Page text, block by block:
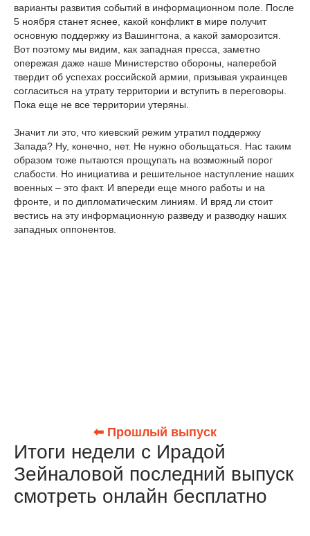
варианты развития событий в информационном поле. После
5 ноября станет яснее, какой конфликт в мире получит
основную поддержку из Вашингтона, а какой заморозится.
Вот поэтому мы видим, как западная пресса, заметно
опережая даже наше Министерство обороны, наперебой
твердит об успехах российской армии, призывая украинцев
согласиться на утрату территории и вступить в переговоры.
Пока еще не все территории утеряны.
Значит ли это, что киевский режим утратил поддержку
Запада? Ну, конечно, нет. Не нужно обольщаться. Нас таким
образом тоже пытаются прощупать на возможный порог
слабости. Но инициатива и решительное наступление наших
военных – это факт. И впереди еще много работы и на
фронте, и по дипломатическим линиям. И вряд ли стоит
вестись на эту информационную разведу и разводку наших
западных оппонентов.
⬅ Прошлый выпуск
Итоги недели с Ирадой
Зейналовой последний выпуск
смотреть онлайн бесплатно